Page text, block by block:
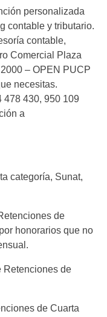
personalizada
contable y tributario.
contable,
Comercial Plaza
– OPEN PUCP
necesitas.
478 430, 950 109
a
categoría, Sunat,
de
honorarios que no
Retenciones de
de Cuarta